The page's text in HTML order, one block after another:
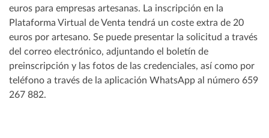
euros para empresas artesanas. La inscripción en la
Plataforma Virtual de Venta tendrá un coste extra de 20
euros por artesano. Se puede presentar la solicitud a través
del correo electrónico, adjuntando el boletín de
preinscripción y las fotos de las credenciales, así como por
teléfono a través de la aplicación WhatsApp al número 659
267 882.